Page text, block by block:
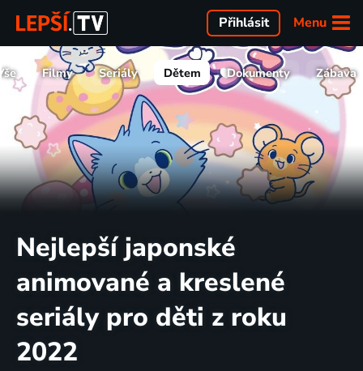
Menu
Přihlásit
Filmy Seriály Dětem Dokumenty Zábava
Nejlepší japonské
animované a kreslené
seriály pro děti z roku
2022